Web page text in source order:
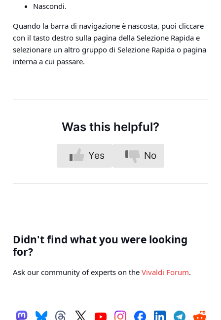
Nascondi.
Quando la barra di navigazione è nascosta, puoi cliccare
con il tasto destro sulla pagina della Selezione Rapida e
selezionare un altro gruppo di Selezione Rapida o pagina
interna a cui passare.
Was this helpful?
Yes No
Didn't find what you were looking
for?
Ask our community of experts on the Vivaldi Forum.